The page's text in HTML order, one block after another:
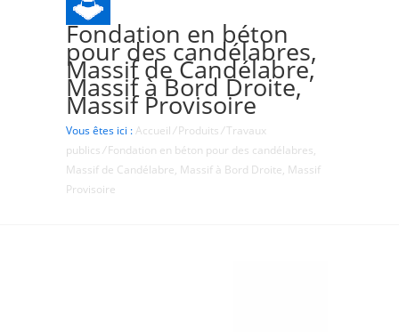
Fondation en béton
pour des candélabres,
Massif de Candélabre,
Massif à Bord Droite,
Massif Provisoire
Vous êtes ici :Accueil/Produits/Travaux
publics/Fondation en béton pour des candélabres,
Massif de Candélabre, Massif à Bord Droite, Massif
Provisoire